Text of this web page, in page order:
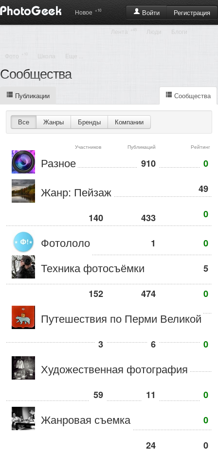
Войти Регистрация
Новое +10
Лента +45 Люди Блоги
Фото Школа Еще ...
Сообщества
Публикации Сообщества
Все Жанры Бренды Компании
Рейтинг
Публикаций
Участников
Разное 0
910
49
Жанр: Пейзаж
0
433
140
Фотололо 0
1
5
Техника фотосъёмки
0
474
152
Путешествия по Перми Великой
0
6
3
Художественная фотография
0
11
59
Жанровая съемка
0
0
24